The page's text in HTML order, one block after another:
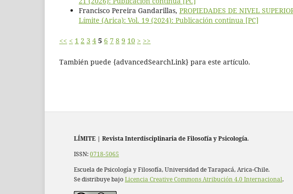
Francisco Pereira Gandarillas, PROPIEDADES DE NIVEL
Límite (Arica): Vol. 19 (2024): Publicación continua [PC]
<< < 1 2 3 4 5 6 7 8 9 10 > >>
También puede {advancedSearchLink} para este artículo.
LÍMITE | Revista Interdisciplinaria de Filosofía y Psicología.
ISSN:0718-5065
Escuela de Psicología y Filosofía, Universidad de Tarapacá, Arica-Chile.
Se distribuye bajoLicencia Creative Commons Atribución 4.0 Internacional.